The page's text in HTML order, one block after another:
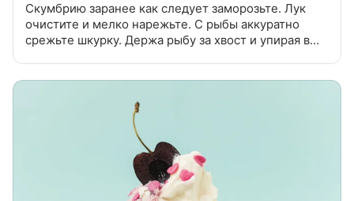
Скумбрию заранее как следует заморозьте. Лук
очистите и мелко нарежьте. С рыбы аккуратно
срежьте шкурку. Держа рыбу за хвост и упирая в